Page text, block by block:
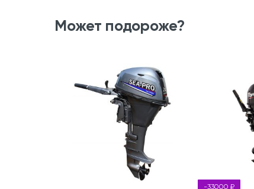
Может подороже?
-33000 ₽